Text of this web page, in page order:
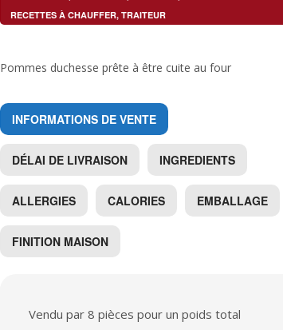
RECETTES À CHAUFFER, TRAITEUR
Pommes duchesse prête à être cuite au four
INFORMATIONS DE VENTE
DÉLAI DE LIVRAISON INGREDIENTS
ALLERGIES CALORIES EMBALLAGE
FINITION MAISON
Vendu par 8 pièces pour un poids total